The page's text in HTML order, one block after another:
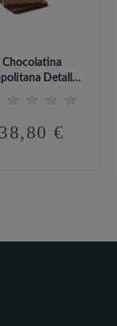
Chocolatina
Detalle
€